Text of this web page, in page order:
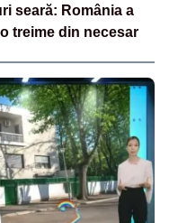
seară: România a
treime din necesar